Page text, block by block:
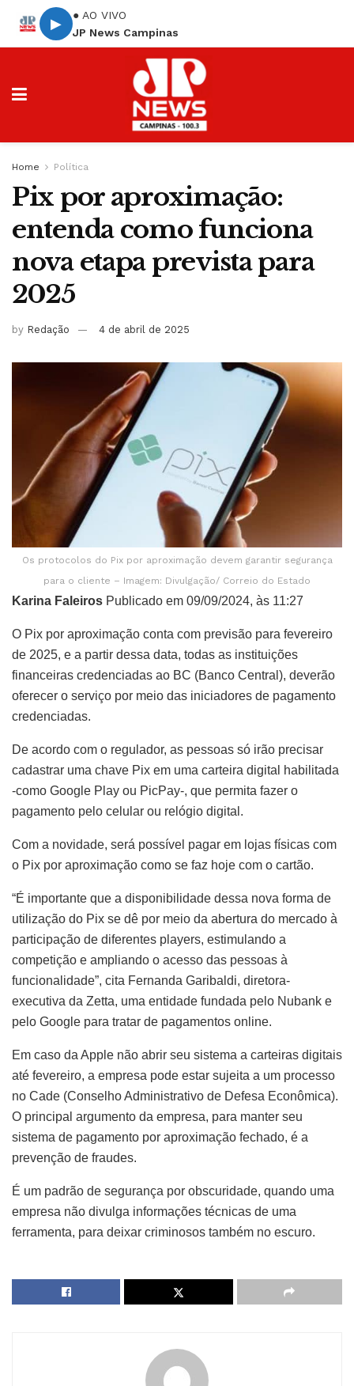
▶
● AO VIVO
JP News Campinas
Home Política
Pix por aproximação:
entenda como funciona
nova etapa prevista para
2025
by Redação 4 de abril de 2025
Os protocolos do Pix por aproximação devem garantir segurança
para o cliente – Imagem: Divulgação/ Correio do Estado
Karina Faleiros Publicado em 09/09/2024, às 11:27
O Pix por aproximação conta com previsão para fevereiro
de 2025, e a partir dessa data, todas as instituições
financeiras credenciadas ao BC (Banco Central), deverão
oferecer o serviço por meio das iniciadores de pagamento
credenciadas.
De acordo com o regulador, as pessoas só irão precisar
cadastrar uma chave Pix em uma carteira digital habilitada
-como Google Play ou PicPay-, que permita fazer o
pagamento pelo celular ou relógio digital.
Com a novidade, será possível pagar em lojas físicas com
o Pix por aproximação como se faz hoje com o cartão.
“É importante que a disponibilidade dessa nova forma de
utilização do Pix se dê por meio da abertura do mercado à
participação de diferentes players, estimulando a
competição e ampliando o acesso das pessoas à
funcionalidade”, cita Fernanda Garibaldi, diretora-
executiva da Zetta, uma entidade fundada pelo Nubank e
pelo Google para tratar de pagamentos online.
Em caso da Apple não abrir seu sistema a carteiras digitais
até fevereiro, a empresa pode estar sujeita a um processo
no Cade (Conselho Administrativo de Defesa Econômica).
O principal argumento da empresa, para manter seu
sistema de pagamento por aproximação fechado, é a
prevenção de fraudes.
É um padrão de segurança por obscuridade, quando uma
empresa não divulga informações técnicas de uma
ferramenta, para deixar criminosos também no escuro.